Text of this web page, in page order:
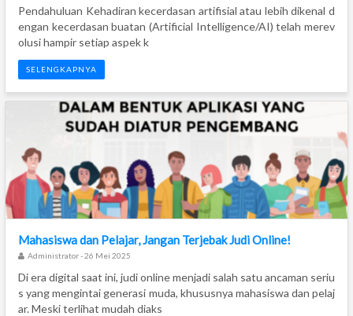
Pendahuluan Kehadiran kecerdasan artifisial atau lebih dikenal d
engan kecerdasan buatan (Artificial Intelligence/AI) telah merev
olusi hampir setiap aspek k
SELENGKAPNYA
Mahasiswa dan Pelajar, Jangan Terjebak Judi Online!
Administrator - 26 Mei 2025
Di era digital saat ini, judi online menjadi salah satu ancaman seriu
s yang mengintai generasi muda, khususnya mahasiswa dan pelaj
ar. Meski terlihat mudah diaks